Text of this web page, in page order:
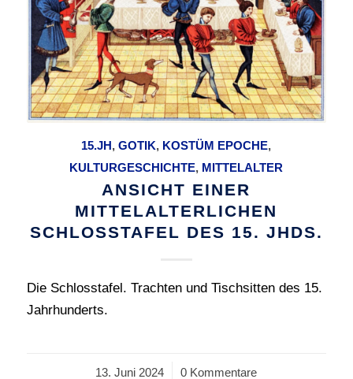
15.JH,GOTIK, KOSTÜM EPOCHE,
KULTURGESCHICHTE, MITTELALTER
ANSICHT EINER
MITTELALTERLICHEN
SCHLOSSTAFEL DES 15. JHDS.
Die Schlosstafel. Trachten und Tischsitten des 15.
Jahrhunderts.
13. Juni 2024
/ 0 Kommentare